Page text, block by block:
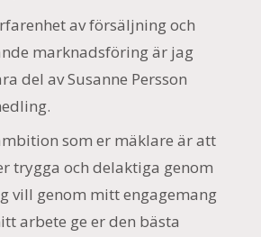
av försäljning och
marknadsföring är jag
del av Susanne Persson
som er mäklare är att
trygga och delaktiga genom
vill genom mitt engagemang
arbete ge er den bästa